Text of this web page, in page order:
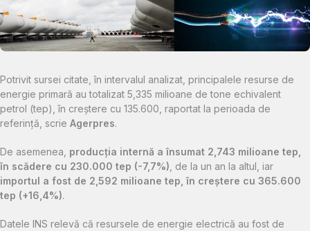
Potrivit sursei citate, în intervalul analizat, principalele resurse de
energie primară au totalizat 5,335 milioane de tone echivalent
petrol (tep), în creştere cu 135.600, raportat la perioada de
referinţă, scrie Agerpres.
De asemenea, producţia internă a însumat 2,743 milioane tep,
în scădere cu 230.000 tep (-7,7%) , de la un an la altul, iar
importul a fost de 2,592 milioane tep, în creştere cu 365.600
tep (+16,4%).
Datele INS relevă că resursele de energie electrică au fost de